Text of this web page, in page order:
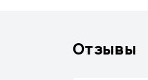
Отзывы